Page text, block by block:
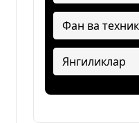
Фан ва
Янгиликлар